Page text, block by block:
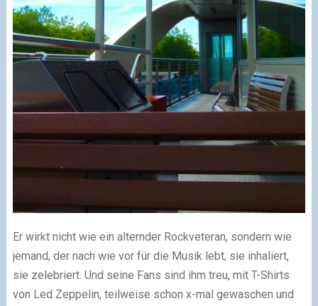
Er wirkt nicht wie ein alternder Rockveteran, sondern wie
jemand, der nach wie vor für die Musik lebt, sie inhaliert,
sie zelebriert. Und seine Fans sind ihm treu, mit T-Shirts
von Led Zeppelin, teilweise schon x-mal gewaschen und